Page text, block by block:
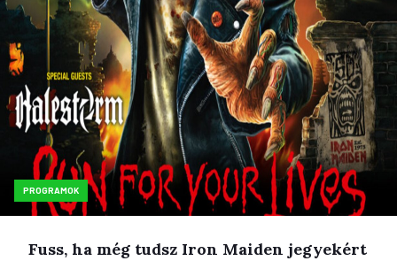
PROGRAMOK
Fuss, ha még tudsz Iron Maiden jegyekért